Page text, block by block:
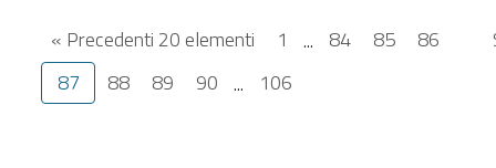
« Precedenti 20 elementi 1 ... 84 85
86
87
88 89 90 ... 106